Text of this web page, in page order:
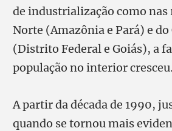
de industrialização como nas
Norte (Amazônia e Pará) e
(Distrito Federal e Goiás), a
população no interior
A partir da década de 1990,
quando se tornou mais